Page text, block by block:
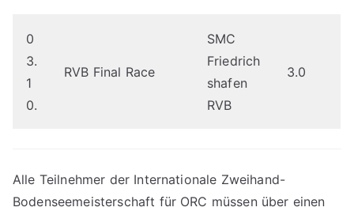
0
3.
1
0.
RVB Final Race
SMC
Friedrich
shafen
RVB
3.0
Alle Teilnehmer der Internationale Zweihand-
Bodenseemeisterschaft für ORC müssen über einen